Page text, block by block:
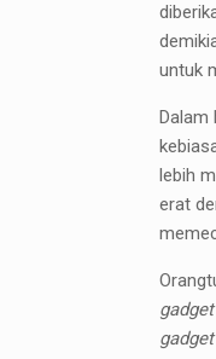
untuk
Dalam
lebih
erat
gadget
gadget